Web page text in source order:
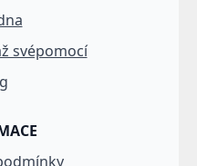
svépomocí